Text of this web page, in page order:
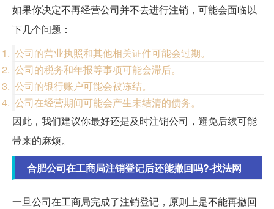
如果你决定不再经营公司并不去进行注销，可能会面临以
下几个问题：
公司的营业执照和其他相关证件可能会过期。
公司的税务和年报等事项可能会滞后。
公司的银行账户可能会被冻结。
公司在经营期间可能会产生未结清的债务。
因此，我们建议你最好还是及时注销公司，避免后续可能
带来的麻烦。
合肥公司在工商局注销登记后还能撤回吗?-找法网
一旦公司在工商局完成了注销登记，原则上是不能再撤回